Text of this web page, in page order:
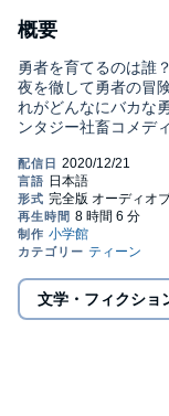
概要
勇者を育てるのは誰
夜を徹して勇者の冒
れがどんなにバカな
ンタジー社畜コメデ
文学・フィクショ